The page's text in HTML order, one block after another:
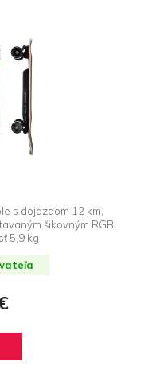
s dojazdom 12 km,
šikovným RGB
5,9 kg